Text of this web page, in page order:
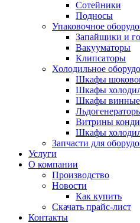
Сотейники
Подносы
Упаковочное
Запайщики и
Вакууматоры
Клипсаторы
Холодильное
Шкафы
Шкафы
Шкафы винные
Витрины
Шкафы
Запчасти для
Услуги
О компании
Производство
Новости
Как купить
Скачать прайс-лист
Контакты